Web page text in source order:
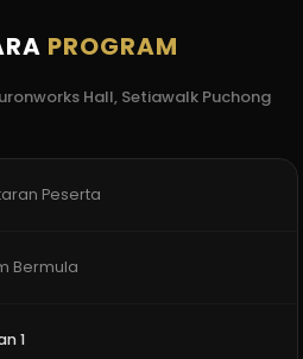
PROGRAM
Hall, Setiawalk Puchong
Peserta
Bermula
1